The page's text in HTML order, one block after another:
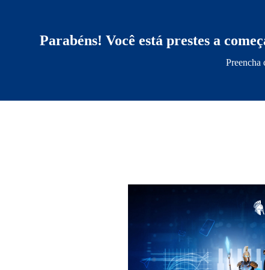
Parabéns! Você está prestes a
Preencha